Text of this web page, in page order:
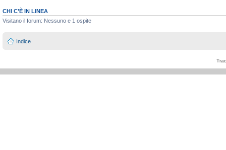
CHI C’È IN LINEA
Visitano il forum: Nessuno e 1 ospite
Indice